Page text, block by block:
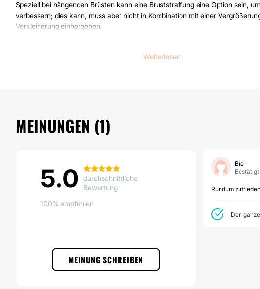
Speziell bei hängenden Brüsten kann eine Bruststraffung eine Option sein,
verbessern; dies kann, muss aber nicht in Kombination mit einer
Verkleinerung einhergehen.
ein mögliches Endergebnis für die Patientin konkret vorstellbar, somit kann
Klinik Pyramide und des Zentrums für plastische Chirurgie in Zürich ist,
med. Georg Noever ist Dr. med Nicholas Waughlock als Oberarzt für
Haus zur Pyramide durchgeführt. Die Einhaltung von Qualitätsstandards ist
höchstem Wert.
Das Breastatelier befindet sich im Haus zur Pyramide in der Nähe des
Tram ebenfalls problemlos möglich.
Weiterlesen
MEINUNGEN (1)
5.0
durchschnittliche
Bewertung
100% empfehlen
MEINUNG SCHREIBEN
Bre
Bestätigt
Rundum
Den